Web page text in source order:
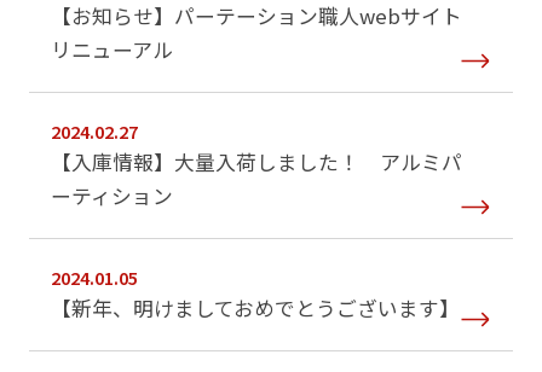
【お知らせ】パーテーション職人webサイト
リニューアル
2024.02.27
【入庫情報】大量入荷しました！ アルミパ
ーティション
2024.01.05
【新年、明けましておめでとうございます】